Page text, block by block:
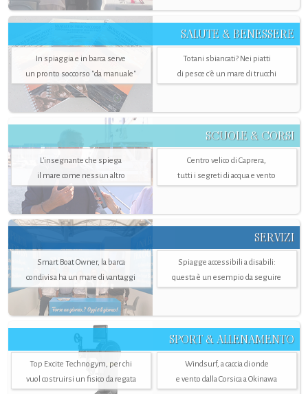
SALUTE & BENESSERE
In spiaggia e in barca serve
un pronto soccorso "da manuale"
Totani sbiancati? Nei piatti
di pesce c'è un mare di trucchi
SCUOLE & CORSI
L'insegnante che spiega
il mare come nessun altro
Centro velico di Caprera,
tutti i segreti di acqua e vento
SERVIZI
Smart Boat Owner, la barca
condivisa ha un mare di vantaggi
Spiagge accessibili a disabili:
questa è un esempio da seguire
SPORT & ALLENAMENTO
Top Excite Technogym, per chi
vuol costruirsi un fisico da regata
Windsurf, a caccia di onde
e vento dalla Corsica a Okinawa